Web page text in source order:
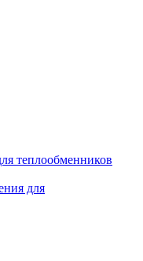
теплообменников
для